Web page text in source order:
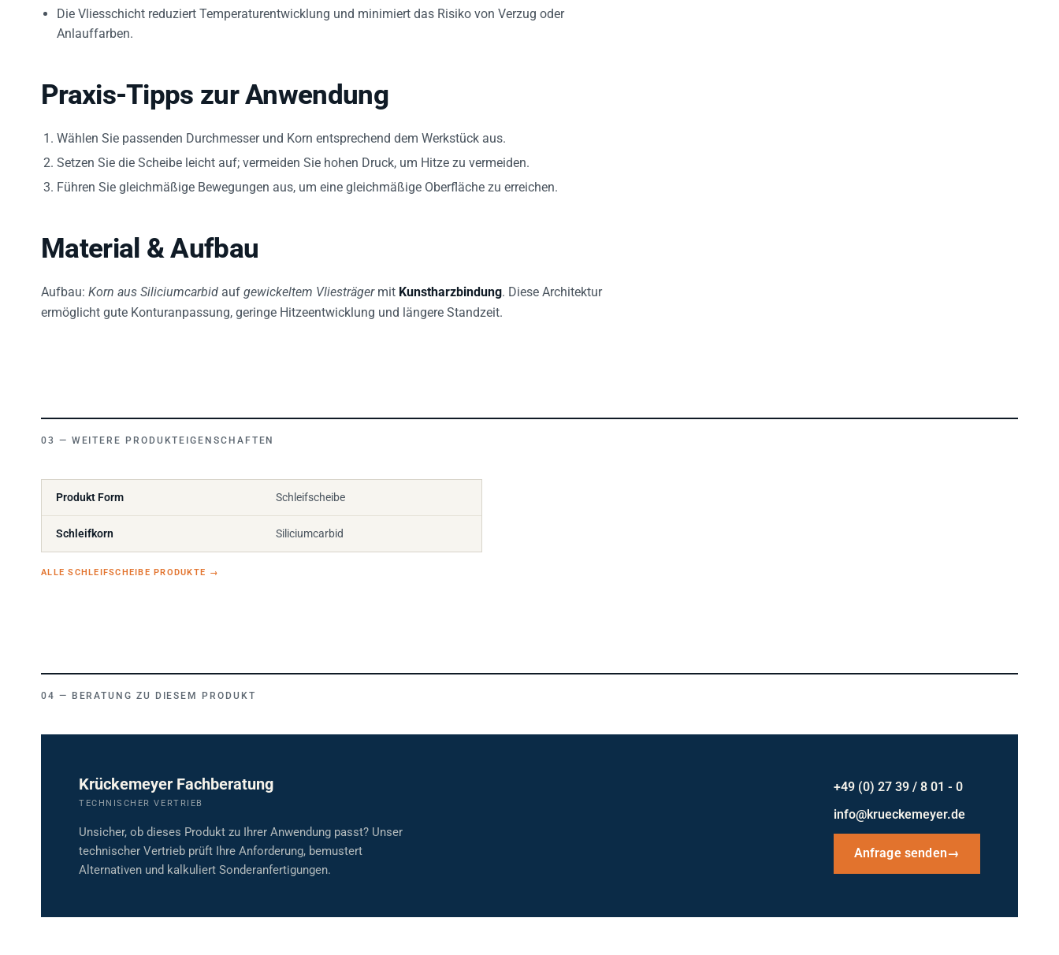
Die Vliesschicht reduziert Temperaturentwicklung und minimiert das Risiko von Verzug oder
Anlauffarben.
Praxis-Tipps zur Anwendung
Wählen Sie passenden Durchmesser und Korn entsprechend dem Werkstück aus.
Setzen Sie die Scheibe leicht auf; vermeiden Sie hohen Druck, um Hitze zu vermeiden.
Führen Sie gleichmäßige Bewegungen aus, um eine gleichmäßige Oberfläche zu erreichen.
Material & Aufbau
Aufbau: Korn aus Siliciumcarbid auf gewickeltem Vliesträgermit Kunstharzbindung. Diese Architektur
ermöglicht gute Konturanpassung, geringe Hitzeentwicklung und längere Standzeit.
WEITERE PRODUKTEIGENSCHAFTEN
Produkt Form Schleifscheibe
Schleifkorn Siliciumcarbid
ALLE SCHLEIFSCHEIBE PRODUKTE →
BERATUNG ZU DIESEM PRODUKT
Krückemeyer Fachberatung
TECHNISCHER VERTRIEB
Unsicher, ob dieses Produkt zu Ihrer Anwendung passt? Unser
technischer Vertrieb prüft Ihre Anforderung, bemustert
Alternativen und kalkuliert Sonderanfertigungen.
+49 (0) 27 39 / 8 01 - 0
info@krueckemeyer.de
Anfrage senden→